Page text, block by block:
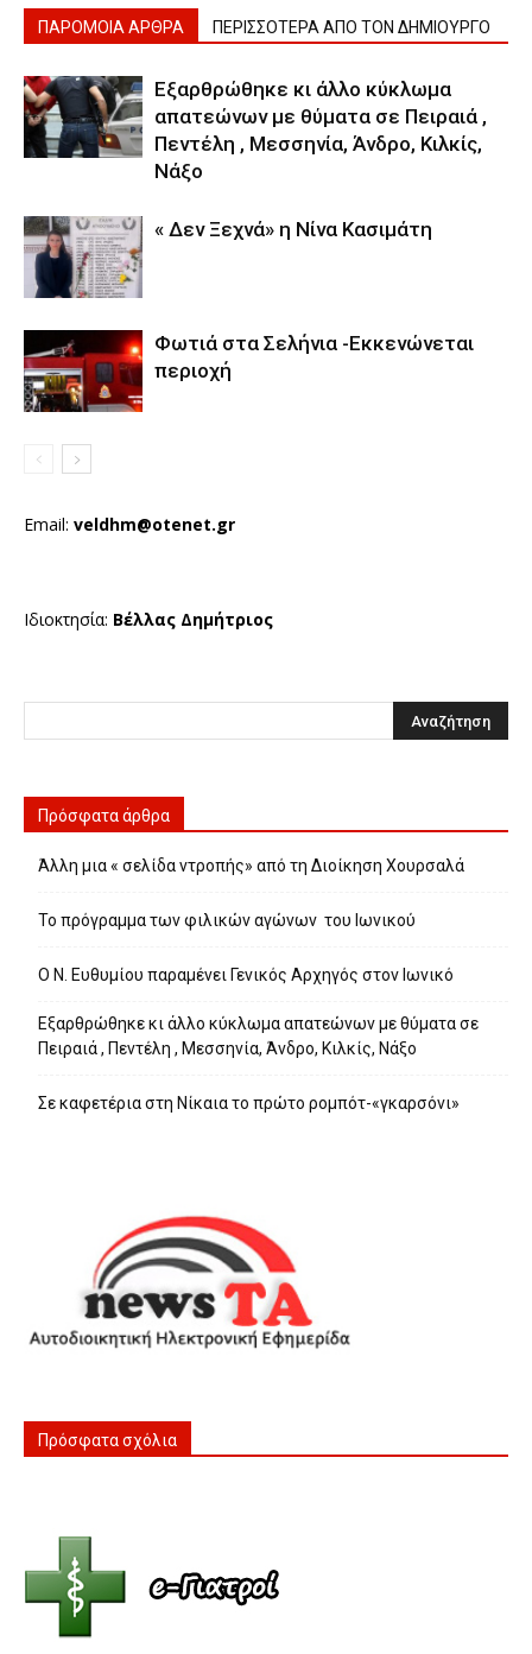
ΠΑΡΟΜΟΙΑ ΑΡΘΡΑ ΠΕΡΙΣΣΟΤΕΡΑ ΑΠΟ ΤΟΝ ΔΗΜΙΟΥΡΓΟ
Εξαρθρώθηκε κι άλλο κύκλωμα
απατεώνων με θύματα σε Πειραιά ,
Πεντέλη , Μεσσηνία, Άνδρο, Κιλκίς,
Νάξο
« Δεν Ξεχνά» η Νίνα Κασιμάτη
Φωτιά στα Σελήνια -Εκκενώνεται
περιοχή
Email: veldhm@otenet.gr
Ιδιοκτησία: Βέλλας Δημήτριος
Πρόσφατα άρθρα
Άλλη μια « σελίδα ντροπής» από τη Διοίκηση Χουρσαλά
Το πρόγραμμα των φιλικών αγώνων του Ιωνικού
Ο Ν. Ευθυμίου παραμένει Γενικός Αρχηγός στον Ιωνικό
Εξαρθρώθηκε κι άλλο κύκλωμα απατεώνων με θύματα σε
Πειραιά , Πεντέλη , Μεσσηνία, Άνδρο, Κιλκίς, Νάξο
Σε καφετέρια στη Νίκαια το πρώτο ρομπότ-«γκαρσόνι»
Πρόσφατα σχόλια